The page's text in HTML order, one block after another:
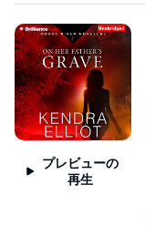
プレビューの
再生